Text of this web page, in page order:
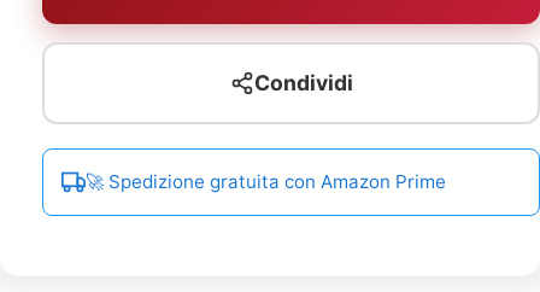
Condividi
🚀 Spedizione gratuita con Amazon Prime